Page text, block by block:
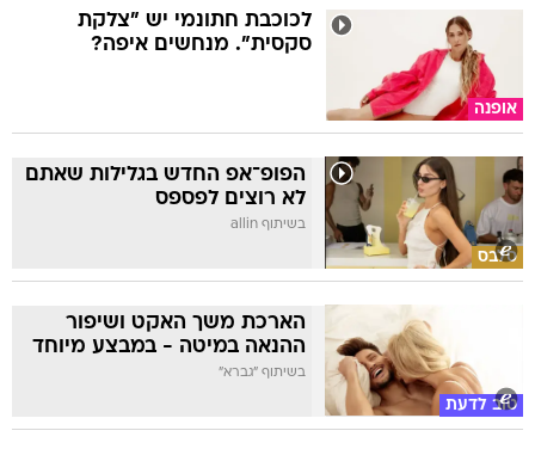
אופנה
לכוכבת חתונמי יש "צלקת
סקסית". מנחשים איפה?
סלבס
הפופ־אפ החדש בגלילות שאתם
לא רוצים לפספס
בשיתוף allin
טוב לדעת
הארכת משך האקט ושיפור
ההנאה במיטה - במבצע מיוחד
בשיתוף "גברא"